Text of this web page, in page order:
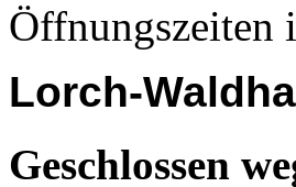
Öffnungszeiten
Lorch-
Geschlossen